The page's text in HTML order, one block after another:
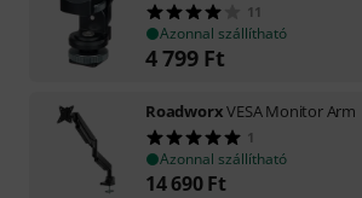
11
Azonnal szállítható
4 799 Ft
RoadworxVESA Monitor Arm
1
Azonnal szállítható
14 690 Ft